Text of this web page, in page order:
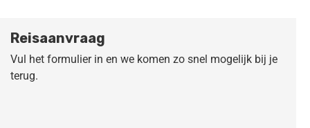
Reisaanvraag
Vul het formulier in en we komen zo snel mogelijk bij je
terug.